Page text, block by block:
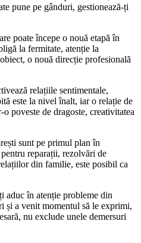
pune pe gânduri, gestionează-ți
poate începe o nouă etapă în
la fermitate, atenție la
o nouă direcție profesională
relațiile sentimentale,
este la nivel înalt, iar o relație de
poveste de dragoste, creativitatea
sunt pe primul plan în
reparații, rezolvări de
din familie, este posibil ca
aduc în atenție probleme din
și a venit momentul să le exprimi,
nu exclude unele demersuri